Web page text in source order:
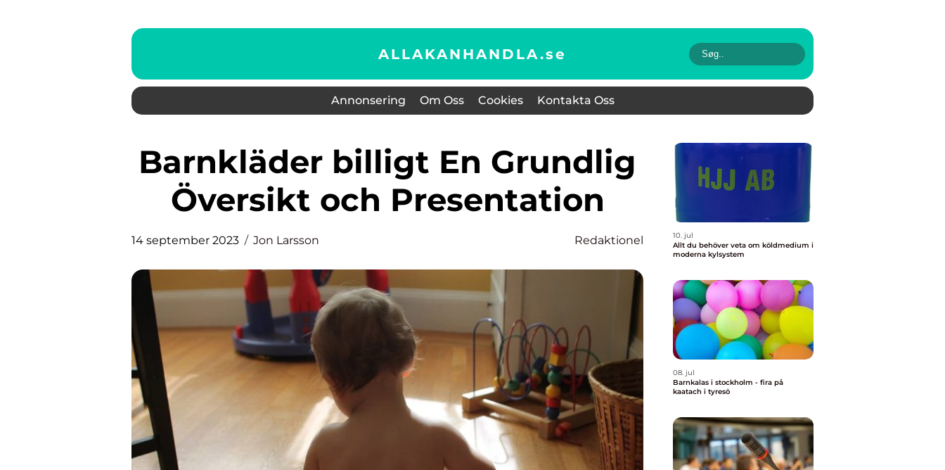
ALLAKANHANDLA.se
Annonsering Om Oss Cookies Kontakta Oss
Barnkläder billigt En Grundlig
Översikt och Presentation
14 september 2023 Jon Larsson Redaktionel
10. jul
Allt du behöver veta om köldmedium i
moderna kylsystem
08. jul
Barnkalas i stockholm - fira på
kaatach i tyresö